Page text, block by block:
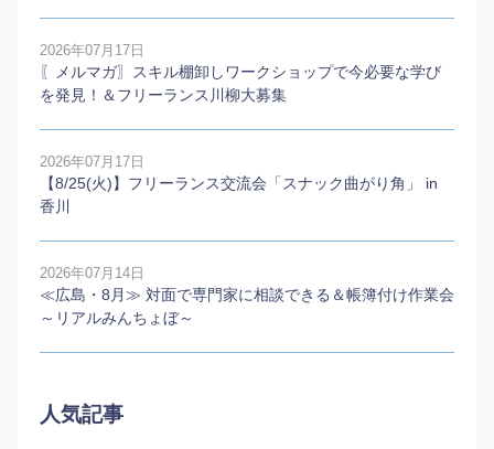
2026年07月17日
〖メルマガ〗スキル棚卸しワークショップで今必要な学び
を発見！＆フリーランス川柳大募集
2026年07月17日
【8/25(火)】フリーランス交流会「スナック曲がり角」 in
香川
2026年07月14日
≪広島・8月≫ 対面で専門家に相談できる＆帳簿付け作業会
～リアルみんちょぼ～
人気記事